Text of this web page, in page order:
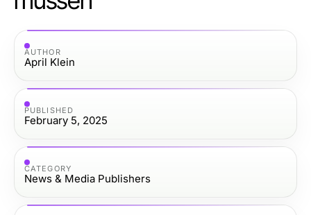
AUTHOR
April Klein
PUBLISHED
February 5, 2025
CATEGORY
News & Media Publishers